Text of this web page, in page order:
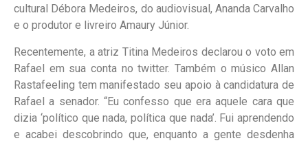
cultural Débora Medeiros, do audiovisual, Ananda Carvalho
e o produtor e livreiro Amaury Júnior.
Recentemente, a atriz Titina Medeiros declarou o voto em
Rafael em sua conta no twitter. Também o músico Allan
Rastafeeling tem manifestado seu apoio à candidatura de
Rafael a senador. “Eu confesso que era aquele cara que
dizia ‘político que nada, política que nada’. Fui aprendendo
e acabei descobrindo que, enquanto a gente desdenha